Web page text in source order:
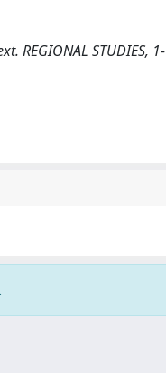
REGIONAL STUDIES, 1-